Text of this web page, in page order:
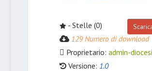
- Stelle (0)
129 Numero di download
Proprietario: admin-diocesi
Versione: 1.0